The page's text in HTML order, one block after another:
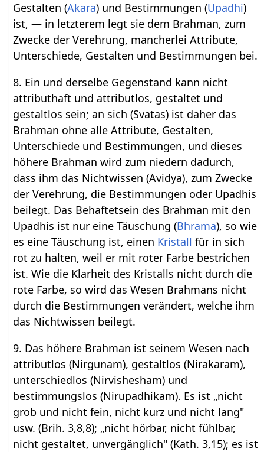
Gestalten (Akara) und Bestimmungen (Upadhi)
ist, — in letzterem legt sie dem Brahman, zum
Zwecke der Verehrung, mancherlei Attribute,
Unterschiede, Gestalten und Bestimmungen bei.
8. Ein und derselbe Gegenstand kann nicht
attributhaft und attributlos, gestaltet und
gestaltlos sein; an sich (Svatas) ist daher das
Brahman ohne alle Attribute, Gestalten,
Unterschiede und Bestimmungen, und dieses
höhere Brahman wird zum niedern dadurch,
dass ihm das Nichtwissen (Avidya), zum Zwecke
der Verehrung, die Bestimmungen oder Upadhis
beilegt. Das Behaftetsein des Brahman mit den
Upadhis ist nur eine Täuschung (Bhrama), so wie
es eine Täuschung ist, einen Kristall für in sich
rot zu halten, weil er mit roter Farbe bestrichen
ist. Wie die Klarheit des Kristalls nicht durch die
rote Farbe, so wird das Wesen Brahmans nicht
durch die Bestimmungen verändert, welche ihm
das Nichtwissen beilegt.
9. Das höhere Brahman ist seinem Wesen nach
attributlos (Nirgunam), gestaltlos (Nirakaram),
unterschiedlos (Nirvishesham) und
bestimmungslos (Nirupadhikam). Es ist „nicht
grob und nicht fein, nicht kurz und nicht lang"
usw. (Brih. 3,8,8); „nicht hörbar, nicht fühlbar,
nicht gestaltet, unvergänglich" (Kath. 3,15); es ist